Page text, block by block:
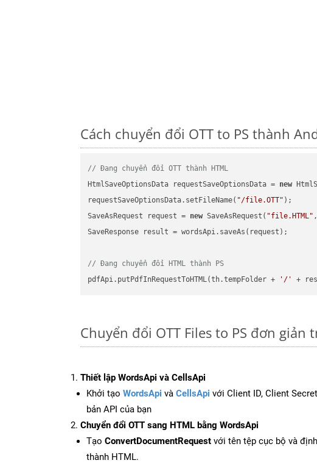
Cách chuyển đổi OTT to PS thành
// Đang chuyển đổi OTT thành HTML
HtmlSaveOptionsData requestSaveOptionsData = new
requestSaveOptionsData.setFileName( "/file.OTT" );
SaveAsRequest request = new SaveAsRequest( "file.HTML"
SaveResponse result = wordsApi.saveAs(request);
// Đang chuyển đổi HTML thành PS
pdfApi.putPdfInRequestToHTML(th.tempFolder +
'/' +
Chuyển đổi OTT Files to PS đơn giản
Thiết lập WordsApi và CellsApi
Khởi tạo WordsApi và CellsApi với Client ID, Client
bản API của bạn
Chuyển đổi OTT sang HTML bằng WordsApi
Tạo ConvertDocumentRequest với tên tệp cục bộ và
thành HTML.